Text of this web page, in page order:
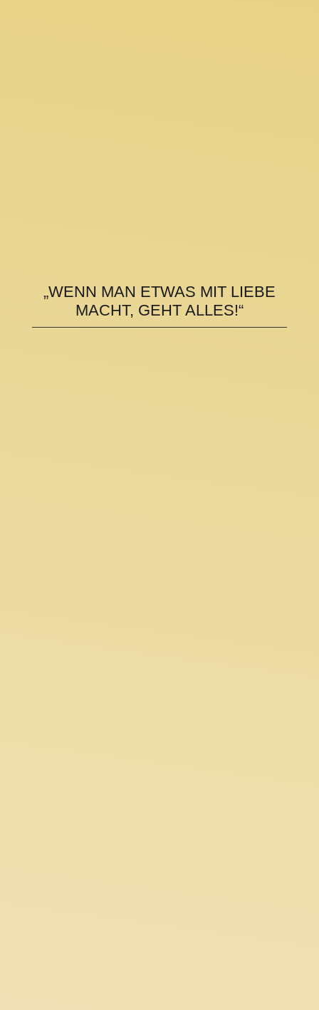
„WENN MAN ETWAS MIT LIEBE
MACHT, GEHT ALLES!“